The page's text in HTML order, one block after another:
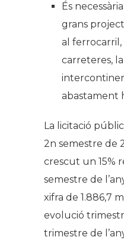
És
grans
al ferrocarril,
carreteres,
abastament
La licitació
2n semestre de
crescut un 15%
semestre de
xifra de 1.886,7
evolució
trimestre de